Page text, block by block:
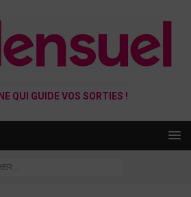
QUI GUIDE VOS SORTIES !